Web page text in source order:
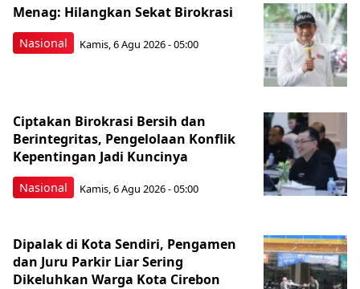
Nasional
Menag: Hilangkan Sekat Birokrasi
Kamis, 6 Agu 2026 - 05:00
Nasional
Ciptakan Birokrasi Bersih dan
Berintegritas, Pengelolaan Konflik
Kepentingan Jadi Kuncinya
Kamis, 6 Agu 2026 - 05:00
Dipalak di Kota Sendiri, Pengamen
dan Juru Parkir Liar Sering
Dikeluhkan Warga Kota Cirebon